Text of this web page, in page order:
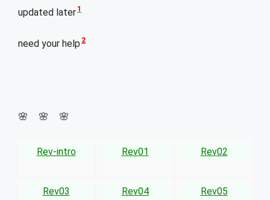
updated later 1
need your help 2
🌸 🌸 🌸
Rev-intro Rev01 Rev02
Rev03 Rev04 Rev05